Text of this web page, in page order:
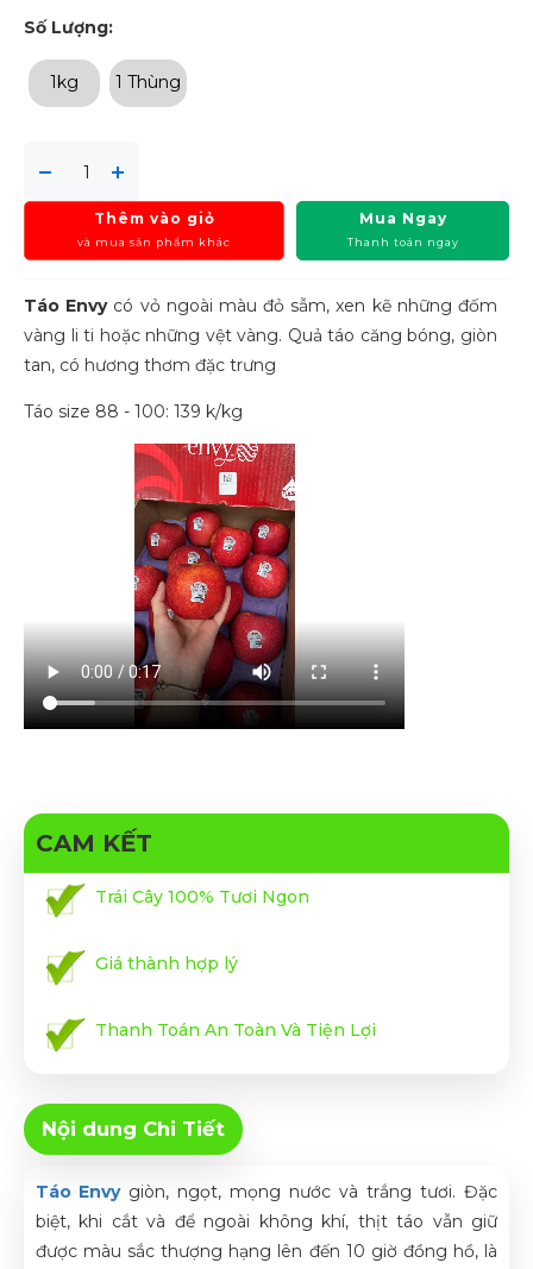
Số Lượng:
1kg 1 Thùng
Thêm vào giỏ
và mua sản phẩm khác
Mua Ngay
Thanh toán ngay
Táo Envy có vỏ ngoài màu đỏ sẫm, xen kẽ những đốm
vàng li ti hoặc những vệt vàng. Quả táo căng bóng, giòn
tan, có hương thơm đặc trưng
Táo size 88 - 100: 139 k/kg
CAM KẾT
Trái Cây 100% Tươi Ngon
Giá thành hợp lý
Thanh Toán An Toàn Và Tiện Lợi
Nội dung Chi Tiết
Táo Envygiòn, ngọt, mọng nước và trắng tươi. Đặc
biệt, khi cắt và để ngoài không khí, thịt táo vẫn giữ
được màu sắc thượng hạng lên đến 10 giờ đồng hồ, là